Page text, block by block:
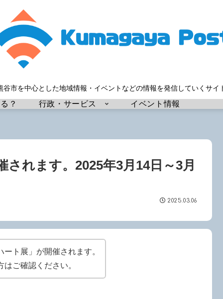
谷市を中心とした地域情報・イベントなどの情報を発信していくサイ
？ 行政・サービス イベント情報
れます。2025年3月14日～3月
2025.03.06
ト展」が開催されます。
ご確認ください。